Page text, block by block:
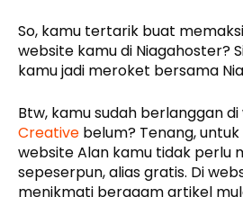
So, kamu tertarik buat
website kamu di Niagahoster?
kamu jadi meroket bersama
Btw, kamu sudah berlanggan
Creative belum? Tenang,
website Alan kamu tidak perlu
sepeserpun, alias gratis. Di
menikmati beragam artikel